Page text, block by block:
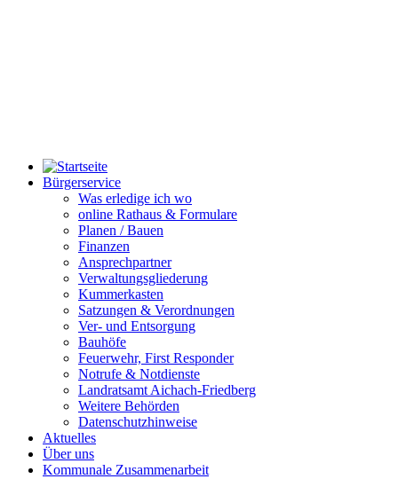
Bürgerservice
Was erledige ich wo
online Rathaus & Formulare
Planen / Bauen
Finanzen
Ansprechpartner
Verwaltungsgliederung
Kummerkasten
Satzungen & Verordnungen
Ver- und Entsorgung
Bauhöfe
Feuerwehr, First Responder
Notrufe & Notdienste
Landratsamt Aichach-Friedberg
Weitere Behörden
Datenschutzhinweise
Aktuelles
Über uns
Kommunale Zusammenarbeit